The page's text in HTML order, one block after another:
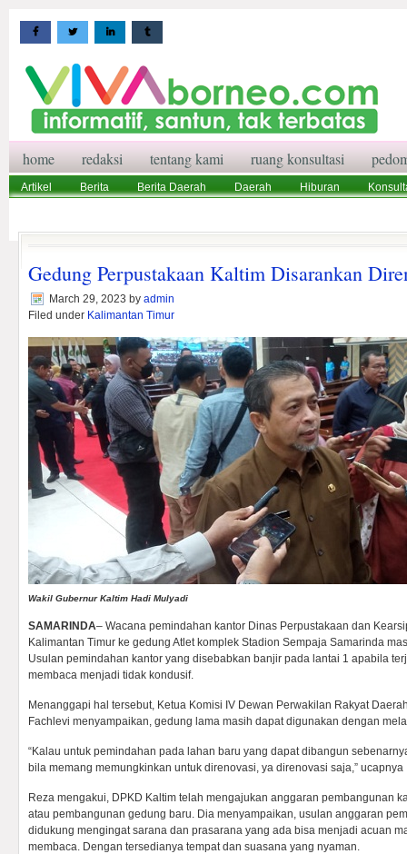
home redaksi tentang kami ruang konsultasi
Artikel Berita Berita Daerah Daerah Hiburan
Gedung Perpustakaan Kaltim Disarankan
March 29, 2023 by admin
Filed under Kalimantan Timur
Wakil Gubernur Kaltim Hadi Mulyadi
SAMARINDA– Wacana pemindahan kantor Dinas Perpustakaan dan
Kalimantan Timur ke gedung Atlet komplek Stadion Sempaja Samarinda
Usulan pemindahan kantor yang disebabkan banjir pada lantai 1 apabila
membaca menjadi tidak kondusif.
Menanggapi hal tersebut, Ketua Komisi IV Dewan Perwakilan Rakyat
Fachlevi menyampaikan, gedung lama masih dapat digunakan dengan
“Kalau untuk pemindahan pada lahan baru yang dapat dibangun
bila memang memungkinkan untuk direnovasi, ya direnovasi saja,” ucapnya
Reza mengakui, DPKD Kaltim telah mengajukan anggaran pembangunan
atau pembangunan gedung baru. Dia menyampaikan, usulan anggaran
didukung mengingat sarana dan prasarana yang ada bisa menjadi acuan
membaca. Dengan tersedianya tempat dan suasana yang nyaman.